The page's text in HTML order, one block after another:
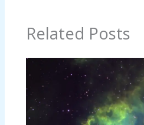
Related Posts